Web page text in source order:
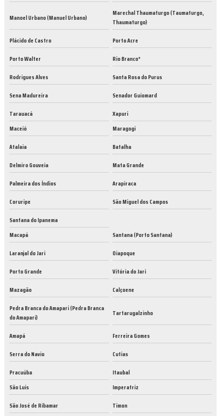
Manoel Urbano (Manuel Urbano)
Marechal Thaumaturgo (Taumaturgo,
Thaumaturgo)
Plácido de Castro
Porto Acre
Porto Walter
Rio Branco*
Rodrigues Alves
Santa Rosa do Purus
Sena Madureira
Senador Guiomard
Tarauacá
Xapuri
Maceió
Maragogi
Atalaia
Batalha
Delmiro Gouveia
Mata Grande
Palmeira dos Índios
Arapiraca
Coruripe
São Miguel dos Campos
Santana do Ipanema
Macapá
Santana (Porto Santana)
Laranjal do Jari
Oiapoque
Porto Grande
Vitória do Jari
Mazagão
Calçoene
Pedra Branca do Amapari (Pedra Branca
do Amaparí)
Tartarugalzinho
Amapá
Ferreira Gomes
Serra do Navio
Cutias
Pracuúba
Itaubal
São Luís
Imperatriz
São José de Ribamar
Timon